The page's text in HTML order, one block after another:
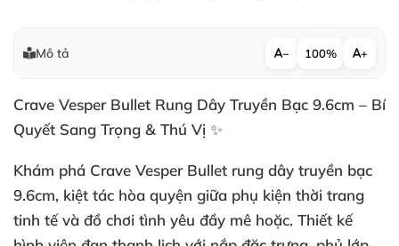
Mô tả − 100% +
Crave Vesper Bullet Rung Dây Truyền Bạc 9.6cm – Bí
Quyết Sang Trọng & Thú Vị ✨
Khám phá Crave Vesper Bullet rung dây truyền bạc
9.6cm, kiệt tác hòa quyện giữa phụ kiện thời trang
tinh tế và đồ chơi tình yêu đầy mê hoặc. Thiết kế